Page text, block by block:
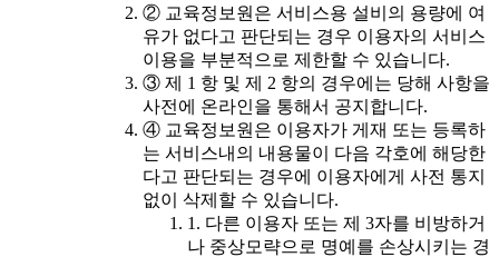
② 교육정보원은 서비스용 설비의 용량에 여
유가 없다고 판단되는 경우 이용자의 서비스
이용을 부분적으로 제한할 수 있습니다.
③ 제 1 항 및 제 2 항의 경우에는 당해 사항을
사전에 온라인을 통해서 공지합니다.
④ 교육정보원은 이용자가 게재 또는 등록하
는 서비스내의 내용물이 다음 각호에 해당한
다고 판단되는 경우에 이용자에게 사전 통지
없이 삭제할 수 있습니다.
1. 다른 이용자 또는 제 3자를 비방하거
나 중상모략으로 명예를 손상시키는 경